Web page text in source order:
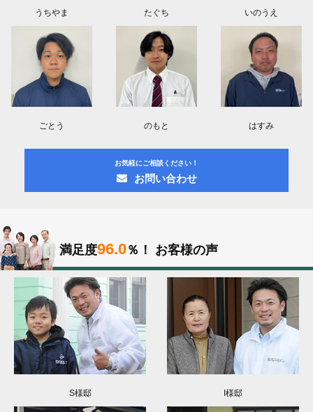
うちやま たぐち いのうえ
ごとう のもと はすみ
お気軽にご相談ください！
お問い合わせ
満足度96.0％！ お客様の声
S様邸 I様邸